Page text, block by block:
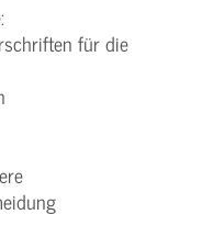
für die